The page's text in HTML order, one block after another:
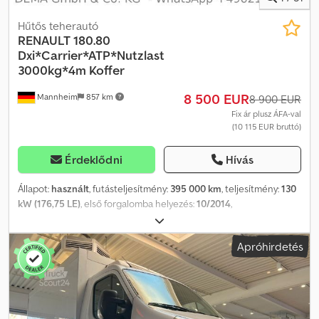
Mannheim 857 km
Hűtős teherautó
RENAULT180.80
Dxi*Carrier*ATP*Nutzlast
3000kg*4m Koffer
8 500 EUR8 900 EUR
Fix ár plusz ÁFA-val
(10 115 EUR bruttó)
Érdeklődni Hívás
Állapot: használt, futásteljesítmény: 395 000 km, teljesítmény:130
kW (176,75 LE), első forgalomba helyezés:10/2014,
, össztömeg:
hajtástípus:mechanikai, kibocsátási osztály:Euro 6, ülések száma:
3, raktér hossza:4 100 mm , rakodótér szélesség: 2 250 mm
raktérmagasság:2 250 mm, Felszereltség:ABS, elektronikus
stabilitásprogram (ESP), légkondicionálás, * Járműszám: P19195
D WhatsApp: Mesterséges intelligencia által támogatott,
továbbítás az illetékes kapcsolattartóhoz az Ön nyelvén) * ATP 10-
Apróhirdetés